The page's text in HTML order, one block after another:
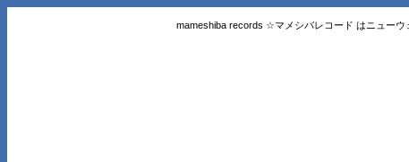
mameshiba records ☆マメシバレコード はニュー